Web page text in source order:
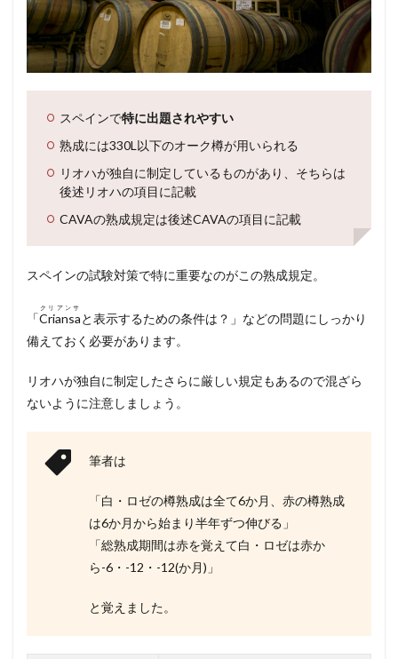
スペインで特に出題されやすい
熟成には330L以下のオーク樽が用いられる
リオハが独自に制定しているものがあり、そちらは
後述リオハの項目に記載
CAVAの熟成規定は後述CAVAの項目に記載
スペインの試験対策で特に重要なのがこの熟成規定。
「Criansa
クリアンサ
と表示するための条件は？」などの問題にしっかり
備えておく必要があります。
リオハが独自に制定したさらに厳しい規定もあるので混ざら
ないように注意しましょう。
筆者は
「白・ロゼの樽熟成は全て6か月、赤の樽熟成
は6か月から始まり半年ずつ伸びる」
「総熟成期間は赤を覚えて白・ロゼは赤か
ら-6・-12・-12(か月)」
と覚えました。